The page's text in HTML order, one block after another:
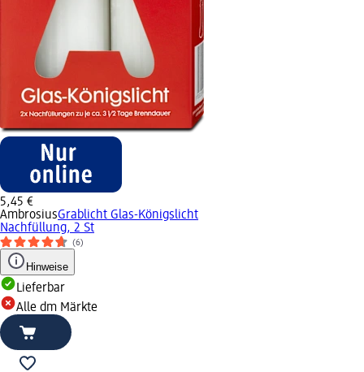
5,45 €
AmbrosiusGrablicht Glas-Königslicht
Nachfüllung, 2 St
(6)
Hinweise
Lieferbar
Alle dm Märkte